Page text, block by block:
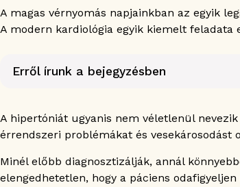
A magas vérnyomás napjainkban az egyik
A modern kardiológia egyik kiemelt
Erről írunk a bejegyzésben
Már az emelkedett vérnyomás is veszélyes
Milyen vérnyomásértékek veszélyesek?
Erőteljes fejfájás és homályos látás
Mellkasi fájdalom vagy szorító érzés
A hipertóniát ugyanis nem véletlenül
érrendszeri problémákat és vesekárosodást
Minél előbb diagnosztizálják, annál
elengedhetetlen, hogy a páciens